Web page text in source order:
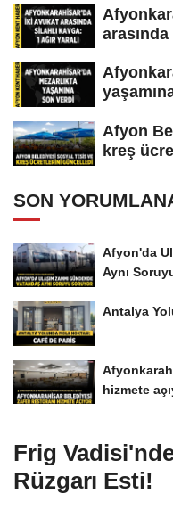
Afyon
kreş
SON
Afyon'da
Aynı
Antalya
hizmete
Frig
Rüzgarı Esti!